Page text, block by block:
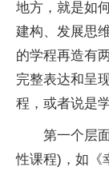
地方，就是如
建构、发展思
的学程再造有
完整表达和呈
程，或者说是
第一个层
性课程)，如《